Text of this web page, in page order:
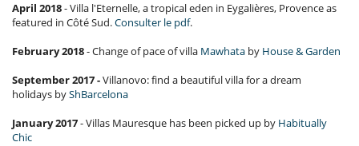
April 2018- Villa l'Eternelle, a tropical eden in Eygalières, Provence as
featured in Côté Sud.Consulter le pdf.
February 2018- Change of pace of villa Mawhata by House & Garden
September 2017 -Villanovo: find a beautiful villa for a dream
holidays byShBarcelona
January 2017- Villas Mauresque has been picked up by Habitually
Chic